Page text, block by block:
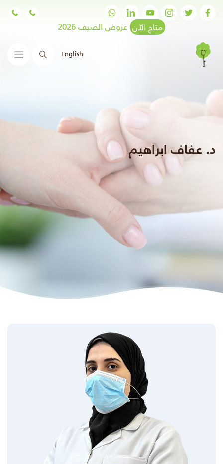
متاح الآن عروض الصيف 2026
English البحث
د. عفاف ابراهيم